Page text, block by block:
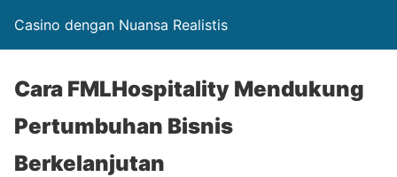
Casino dengan Nuansa Realistis
Cara FMLHospitality Mendukung
Pertumbuhan Bisnis
Berkelanjutan